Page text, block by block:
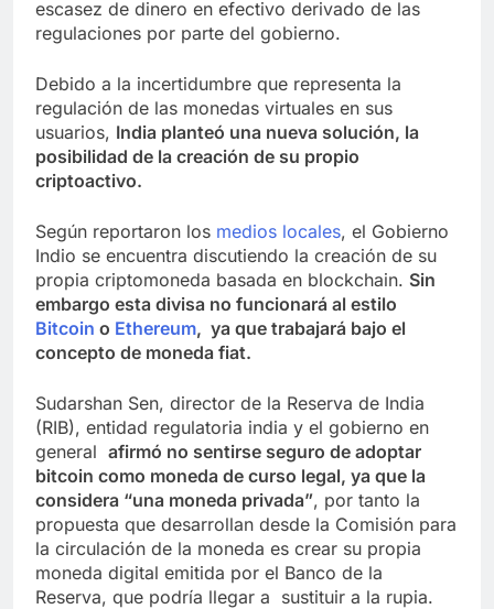
escasez de dinero en efectivo derivado de las
regulaciones por parte del gobierno.
Debido a la incertidumbre que representa la
regulación de las monedas virtuales en sus
usuarios, India planteó una nueva solución, la
posibilidad de la creación de su propio
criptoactivo.
Según reportaron los medios locales, el Gobierno
Indio se encuentra discutiendo la creación de su
propia criptomoneda basada en blockchain. Sin
embargo esta divisa no funcionará al estilo
Bitcoin o Ethereum, ya que trabajará bajo el
concepto de moneda fiat.
Sudarshan Sen, director de la Reserva de India
(RIB), entidad regulatoria india y el gobierno en
general afirmó no sentirse seguro de adoptar
bitcoin como moneda de curso legal, ya que la
considera “una moneda privada”, por tanto la
propuesta que desarrollan desde la Comisión para
la circulación de la moneda es crear su propia
moneda digital emitida por el Banco de la
Reserva, que podría llegar a sustituir a la rupia.